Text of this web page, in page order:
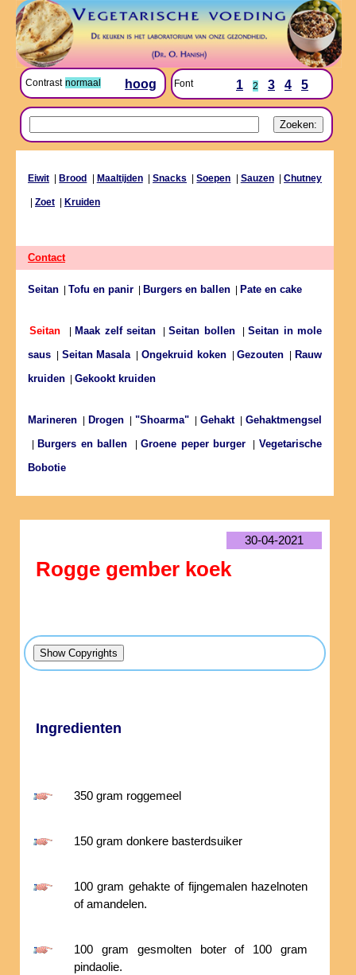
Contrast normaal hoog Font 1 2 3 4 5
Eiwit Brood Maaltijden|Snacks |Soepen Sauzen|Chutney
Zoet Kruiden
Contact
Seitan Tofu en panir Burgers en ballen Pate en cake
Seitan Maak zelf seitan |Seitan bollen|Seitan in mole
saus
Seitan Masala|Ongekruid koken|Gezouten
Rauw
kruiden
Gekookt kruiden
Marineren Drogen "Shoarma" Gehakt|Gehaktmengsel
Burgers en ballen |Groene peper burger |Vegetarische
Bobotie
30-04-2021
Rogge gember koek
Ingredienten
350 gram roggemeel
150 gram donkere basterdsuiker
100 gram gehakte of fijngemalen hazelnoten
of amandelen.
100 gram gesmolten boter of 100 gram
pindaolie.